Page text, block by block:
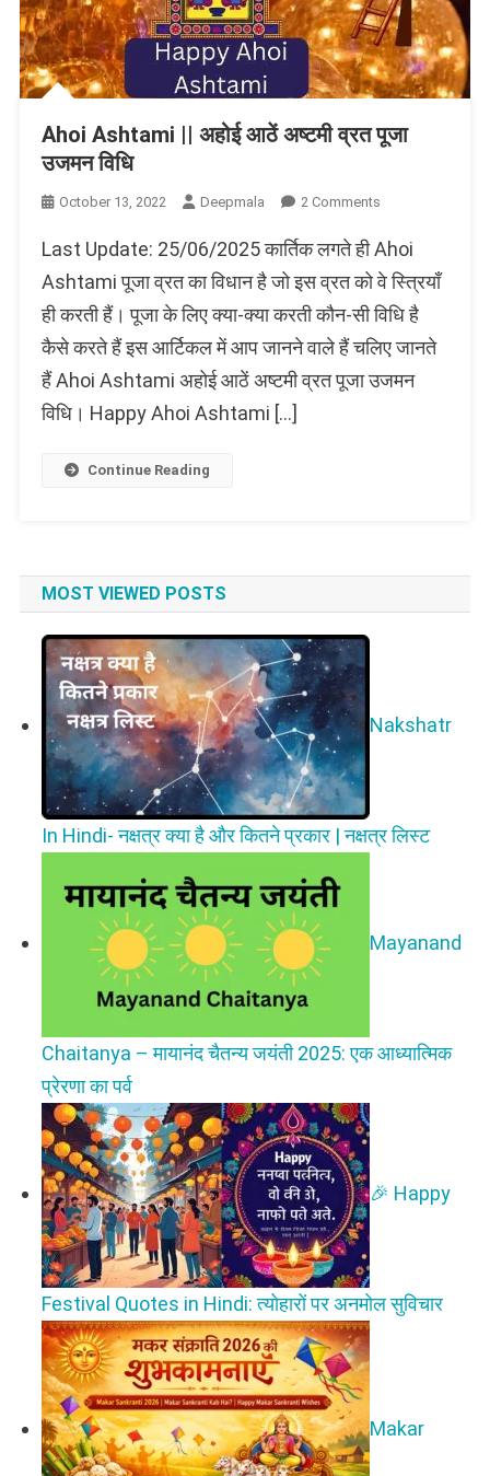
Ahoi Ashtami || अहोई आठें अष्टमी व्रत पूजा
उजमन विधि
October 13, 2022 Deepmala 2 CommentsOn
Ashtami
||
आठें
अष्टमी
पूजा
Last Update: 25/06/2025 कार्तिक लगते ही Ahoi
Ashtami पूजा व्रत का विधान है जो इस व्रत को वे स्त्रियाँ
ही करती हैं। पूजा के लिए क्या-क्या करती कौन-सी विधि है
कैसे करते हैं इस आर्टिकल में आप जानने वाले हैं चलिए जानते
हैं Ahoi Ashtami अहोई आठें अष्टमी व्रत पूजा उजमन
विधि। Happy Ahoi Ashtami […]
Continue Reading
MOST VIEWED POSTS
Nakshatr
In Hindi- नक्षत्र क्या है और कितने प्रकार | नक्षत्र लिस्ट
Mayanand
Chaitanya – मायानंद चैतन्य जयंती 2025: एक आध्यात्मिक
प्रेरणा का पर्व
🎉 Happy
Festival Quotes in Hindi: त्योहारों पर अनमोल सुविचार
Makar